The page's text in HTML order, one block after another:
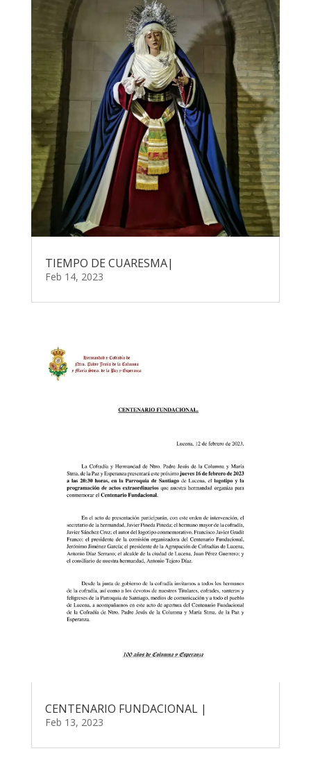
TIEMPO DE CUARESMA|
Feb 14, 2023
CENTENARIO FUNDACIONAL |
Feb 13, 2023